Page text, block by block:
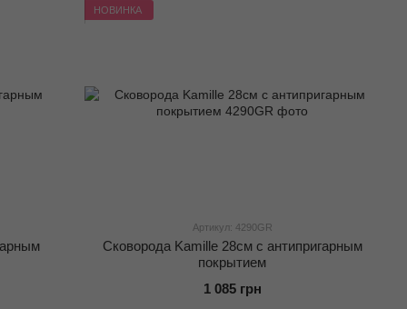
НОВИНКА
Артикул: 4290GR
Сковорода Kamille 28см с антипригарным
покрытием
1 085 грн